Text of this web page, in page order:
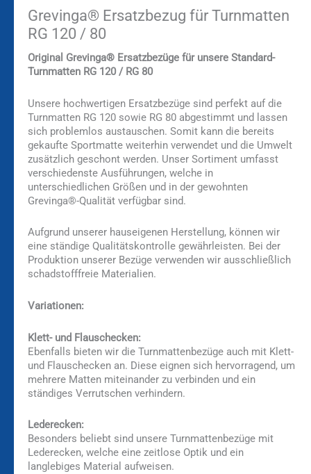
Grevinga® Ersatzbezug für Turnmatten
RG 120 / 80
Original Grevinga® Ersatzbezüge für unsere Standard-
Turnmatten RG 120 / RG 80
Unsere hochwertigen Ersatzbezüge sind perfekt auf die
Turnmatten RG 120 sowie RG 80 abgestimmt und lassen
sich problemlos austauschen. Somit kann die bereits
gekaufte Sportmatte weiterhin verwendet und die Umwelt
zusätzlich geschont werden. Unser Sortiment umfasst
verschiedenste Ausführungen, welche in
unterschiedlichen Größen und in der gewohnten
Grevinga®-Qualität verfügbar sind.
Aufgrund unserer hauseigenen Herstellung, können wir
eine ständige Qualitätskontrolle gewährleisten. Bei der
Produktion unserer Bezüge verwenden wir ausschließlich
schadstofffreie Materialien.
Variationen:
Klett- und Flauschecken:
Ebenfalls bieten wir die Turnmattenbezüge auch mit Klett-
und Flauschecken an. Diese eignen sich hervorragend, um
mehrere Matten miteinander zu verbinden und ein
ständiges Verrutschen verhindern.
Lederecken:
Besonders beliebt sind unsere Turnmattenbezüge mit
Lederecken, welche eine zeitlose Optik und ein
langlebiges Material aufweisen.